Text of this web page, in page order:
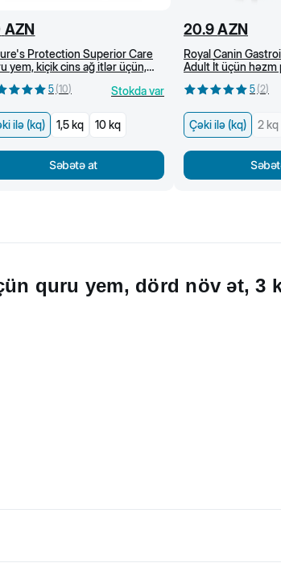
AZN
Protection Superior Care
yem, kiçik cins ağ itlər üçün,
5 (10) Stokda var
ilə (kq) 1,5 kq 10 kq
Səbətə at
20.9 AZN
Royal Canin
Adult İt üçün həzm
5 (2)
Çəki ilə (kq) 2 kq
quru yem, dörd növ ət, 3